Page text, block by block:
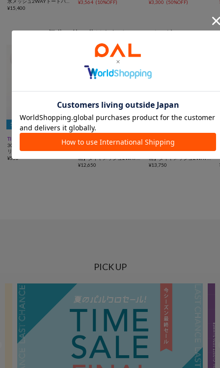
グ
¥15,400
ホルダー付き
¥3,564 (10%OFF) ¥3,300 (50%OFF)
気分で使い分けられる2WAYバッグ
5％OFFクーポン
TIME SALE 
3COINS
リュック2WAYエコバッグ
¥550
一部予約 UNISEX 
ear PAPILLONNER
追加決定！【ouchi/ほし企
画】ダイヤメッシュ2WAYト
ートバッグ Sサイズ
¥12,650
一部予約 
ear PAPILLONNER
追加決定！【ouchi/ほし企
画】ダイヤメッシュ2WAYト
ートバッグLサイズ
¥13,750
PICK UP